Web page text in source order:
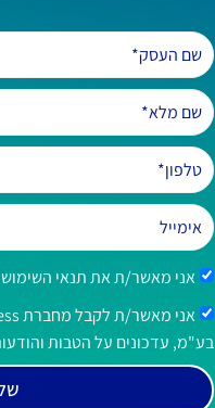
אני מאשר/ת את תנאי השימוש
בע"מ, עדכונים על הטבות